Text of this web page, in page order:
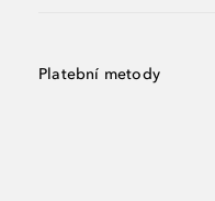
Platební metody